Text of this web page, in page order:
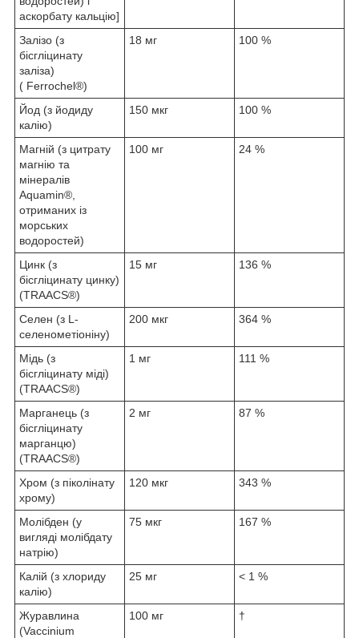
аскорбату кальцію]
Залізо (з
бісгліцинату
заліза)
( Ferrochel®)
18 мг 100 %
Йод (з йодиду
калію)
150 мкг 100 %
Магній (з цитрату
магнію та
мінералів
Aquamin®,
отриманих із
морських
водоростей)
100 мг 24 %
Цинк (з
бісгліцинату цинку)
(TRAACS®)
15 мг 136 %
Селен (з L-
селенометіоніну)
200 мкг 364 %
Мідь (з
бісгліцинату міді)
(TRAACS®)
1 мг 111 %
Марганець (з
бісгліцинату
марганцю)
(TRAACS®)
2 мг 87 %
Хром (з піколінату
хрому)
120 мкг 343 %
Молібден (у
вигляді молібдату
натрію)
75 мкг 167 %
Калій (з хлориду
калію)
25 мг < 1 %
Журавлина
(Vaccinium
100 мг †